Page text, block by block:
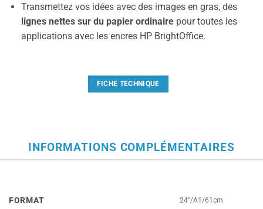
Transmettez vos idées avec des images en gras, des
lignes nettes sur du papier ordinairepour toutes les
applications avec les encres HP BrightOffice.
FICHE TECHNIQUE
INFORMATIONS COMPLÉMENTAIRES
FORMAT 24"/A1/61cm